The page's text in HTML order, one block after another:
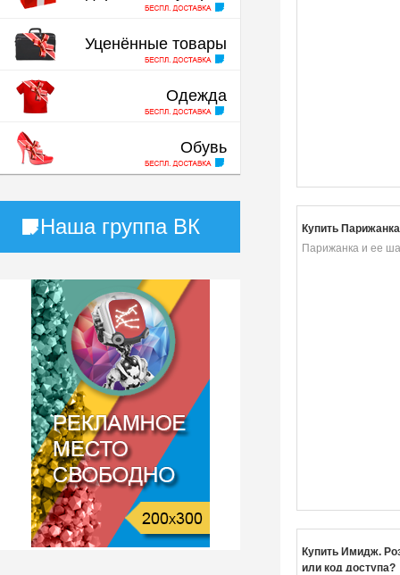
Уценённые товары
Одежда
Обувь
Наша группа ВК
Купить
Парижанка и ее
Купить Имидж.
или код доступа?